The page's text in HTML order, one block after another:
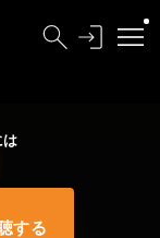
は
する